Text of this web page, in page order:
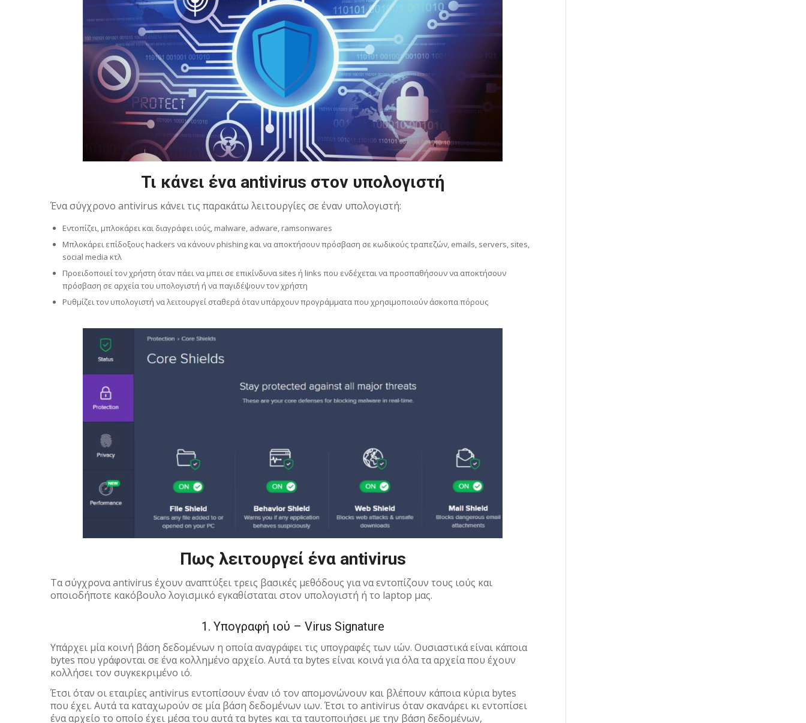
Τι κάνει ένα antivirus στον υπολογιστή
Ένα σύγχρονο antivirus κάνει τις παρακάτω λειτουργίες σε έναν υπολογιστή:
Εντοπίζει, μπλοκάρει και διαγράφει ιούς, malware, adware, ramsonwares
Μπλοκάρει επίδοξους hackers να κάνουν phishing και να αποκτήσουν πρόσβαση σε κωδικούς τραπεζών, emails, servers, sites,
social media κτλ
Προειδοποιεί τον χρήστη όταν πάει να μπει σε επικίνδυνα sites ή links που ενδέχεται να προσπαθήσουν να αποκτήσουν
πρόσβαση σε αρχεία του υπολογιστή ή να παγιδέψουν τον χρήστη
Ρυθμίζει τον υπολογιστή να λειτουργεί σταθερά όταν υπάρχουν προγράμματα που χρησιμοποιούν άσκοπα πόρους
Πως λειτουργεί ένα antivirus
Τα σύγχρονα antivirus έχουν αναπτύξει τρεις βασικές μεθόδους για να εντοπίζουν τους ιούς και
οποιοδήποτε κακόβουλο λογισμικό εγκαθίσταται στον υπολογιστή ή το laptop μας.
1. Υπογραφή ιού – Virus Signature
Υπάρχει μία κοινή βάση δεδομένων η οποία αναγράφει τις υπογραφές των ιών. Ουσιαστικά είναι κάποια
bytes που γράφονται σε ένα κολλημένο αρχείο. Αυτά τα bytes είναι κοινά για όλα τα αρχεία που έχουν
κολλήσει τον συγκεκριμένο ιό.
Έτσι όταν οι εταιρίες antivirus εντοπίσουν έναν ιό τον απομονώνουν και βλέπουν κάποια κύρια bytes
που έχει. Αυτά τα καταχωρούν σε μία βάση δεδομένων ιων. Έτσι το antivirus όταν σκανάρει κι εντοπίσει
ένα αρχείο το οποίο έχει μέσα του αυτά τα bytes και τα ταυτοποιήσει με την βάση δεδομένων,